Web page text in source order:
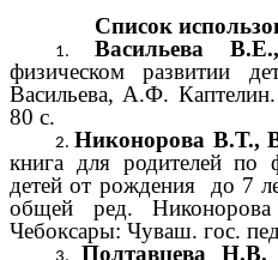
Список
Васильева
физическом развитии
Васильева, А.Ф.
80 с.
Никонорова В.Т.,
книга для родителей по
детей от рождения до 7
общей ред.
Чебоксары: Чуваш. гос.
Полтавцева Н.В.